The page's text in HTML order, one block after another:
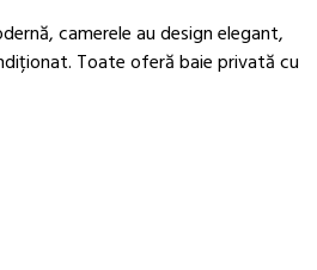
camerele au design elegant,
Toate oferă baie privată cu